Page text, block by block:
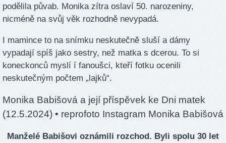
podělila půvab. Monika zítra oslaví 50. narozeniny,
nicméně na svůj věk rozhodně nevypadá.
I mamince to na snímku neskutečně sluší a dámy
vypadají spíš jako sestry, než matka s dcerou. To si
koneckonců myslí í fanoušci, kteří fotku ocenili
neskutečným počtem „lajků“.
Monika Babišová a její příspěvek ke Dni matek
(12.5.2024) • reprofoto Instagram Monika Babišová
Manželé Babišovi oznámili rozchod. Byli spolu 30 let